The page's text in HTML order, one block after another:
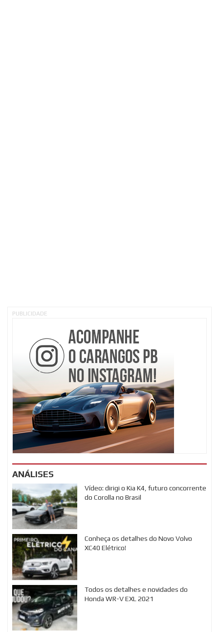
PUBLICIDADE
ANÁLISES
Vídeo: dirigi o Kia K4, futuro concorrente
do Corolla no Brasil
Conheça os detalhes do Novo Volvo
XC40 Elétrico!
Todos os detalhes e novidades do
Honda WR-V EXL 2021